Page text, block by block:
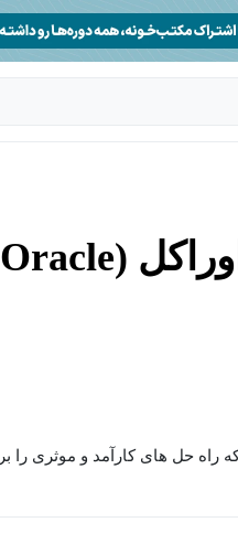
آموزش مبانی پایگاه داده اوراکل (Oracle